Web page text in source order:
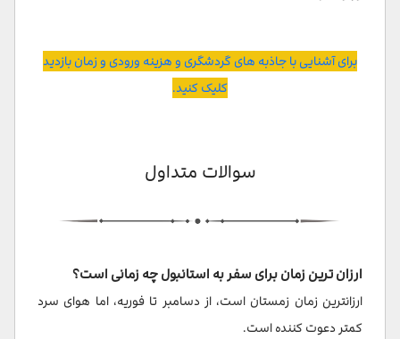
برای آشنایی با جاذبه های گردشگری و هزینه ورودی و زمان بازدید
کلیک کنید.
سوالات متداول
ارزان ترین زمان برای سفر به استانبول چه زمانی است؟
ارزانترین زمان زمستان است، از دسامبر تا فوریه، اما هوای سرد
کمتر دعوت کننده است.